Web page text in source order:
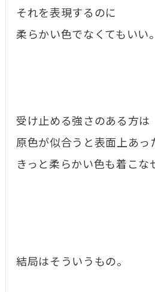
それを表現するのに
柔らかい色でなくてもいい。
受け止める強さのある方は
原色が似合うと表面上あっ
きっと柔らかい色も着こな
結局はそういうもの。